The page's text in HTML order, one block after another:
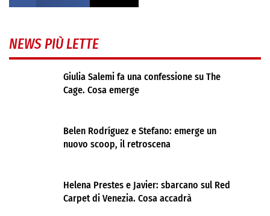
NEWS PIÙ LETTE
Giulia Salemi fa una confessione su The
Cage. Cosa emerge
Belen Rodríguez e Stefano: emerge un
nuovo scoop, il retroscena
Helena Prestes e Javier: sbarcano sul Red
Carpet di Venezia. Cosa accadrà